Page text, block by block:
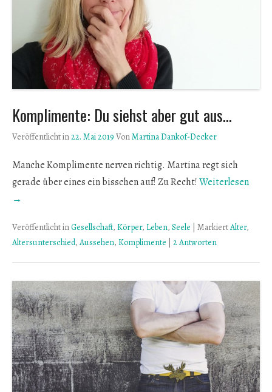
Komplimente: Du siehst aber gut aus…
Veröffentlicht in22. Mai 2019 VonMartina Dankof-Decker
Manche Komplimente nerven richtig. Martina regt sich
gerade über eines ein bisschen auf! Zu Recht!Weiterlesen
→
Veröffentlicht inGesellschaft, Körper, Leben, Seele MarkiertAlter,
Altersunterschied,Aussehen, Komplimente 2 Antworten